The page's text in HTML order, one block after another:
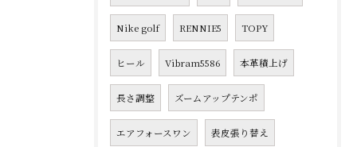
Nike golf RENNIE5 TOPY
ヒール Vibram5586 本革積上げ
長さ調整 ズームアップテンポ
エアフォースワン 表皮張り替え